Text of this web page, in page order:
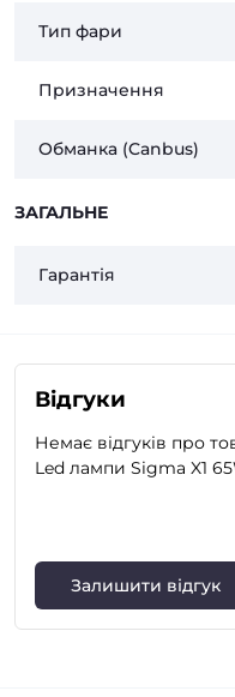
Тип фари
Призначення
Обманка (Canbus)
ЗАГАЛЬНЕ
Гарантія
Відгуки
Немає відгуків про
Led лампи Sigma X1
Залишити відгук